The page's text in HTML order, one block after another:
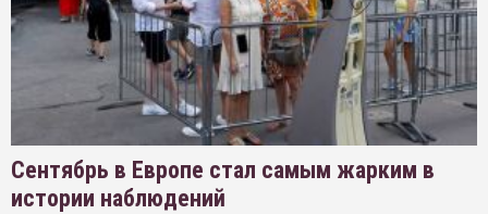
Сентябрь в Европе стал самым жарким в
истории наблюдений